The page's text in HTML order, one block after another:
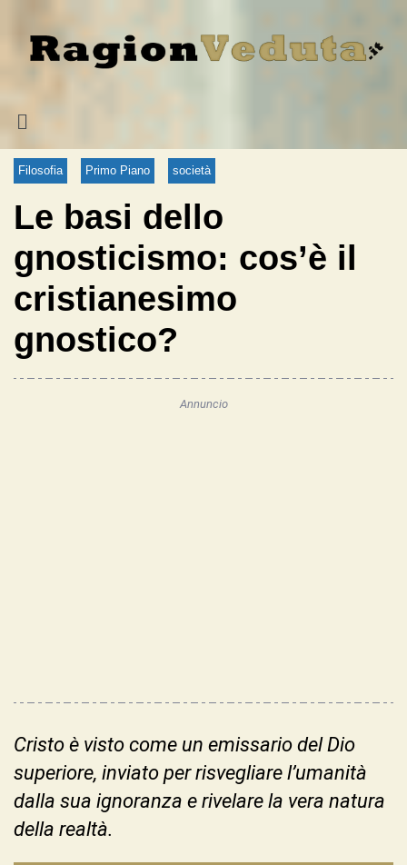
Filosofia Primo Piano società
Le basi dello
gnosticismo: cos’è il
cristianesimo
gnostico?
Cristo è visto come un emissario del Dio
superiore, inviato per risvegliare l’umanità
dalla sua ignoranza e rivelare la vera natura
della realtà.